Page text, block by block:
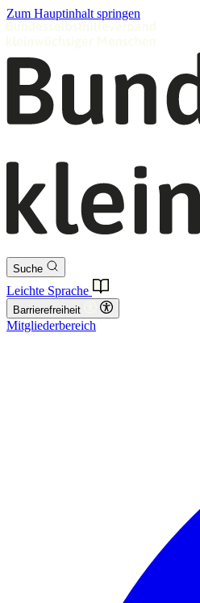
Zum Hauptinhalt springen
Suche
Leichte Sprache
Barrierefreiheit
Mitgliederbereich